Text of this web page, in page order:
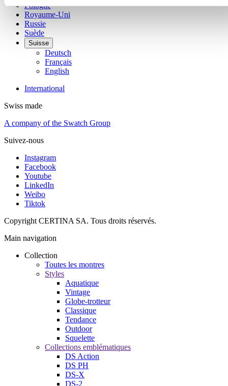
Pologne
Royaume-Uni
Russie
Suède
Suisse
Deutsch
Français
English
International
Swiss made
A company of the Swatch Group
Suivez-nous
Instagram
Facebook
Youtube
LinkedIn
Weibo
Tiktok
Copyright CERTINA SA. Tous droits réservés.
Main navigation
Collection
Toutes les montres
Styles
Aquatique
Vintage
Globe-trotteur
Classique
Tendance
Outdoor
Squelette
Collections emblématiques
DS Action
DS PH
DS-X
DS-2